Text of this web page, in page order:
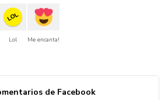
LOL
Lol Me encanta!
de Facebook